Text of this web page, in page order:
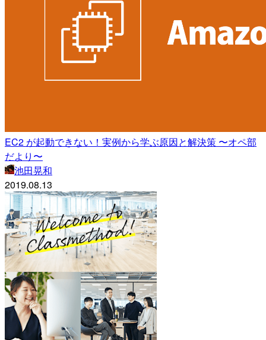
EC2 が起動できない！実例から学ぶ原因と解決策 〜オペ部
だより〜
池田晃和
2019.08.13